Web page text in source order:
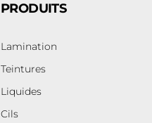
PRODUITS
Lamination
Teintures
Liquides
Cils